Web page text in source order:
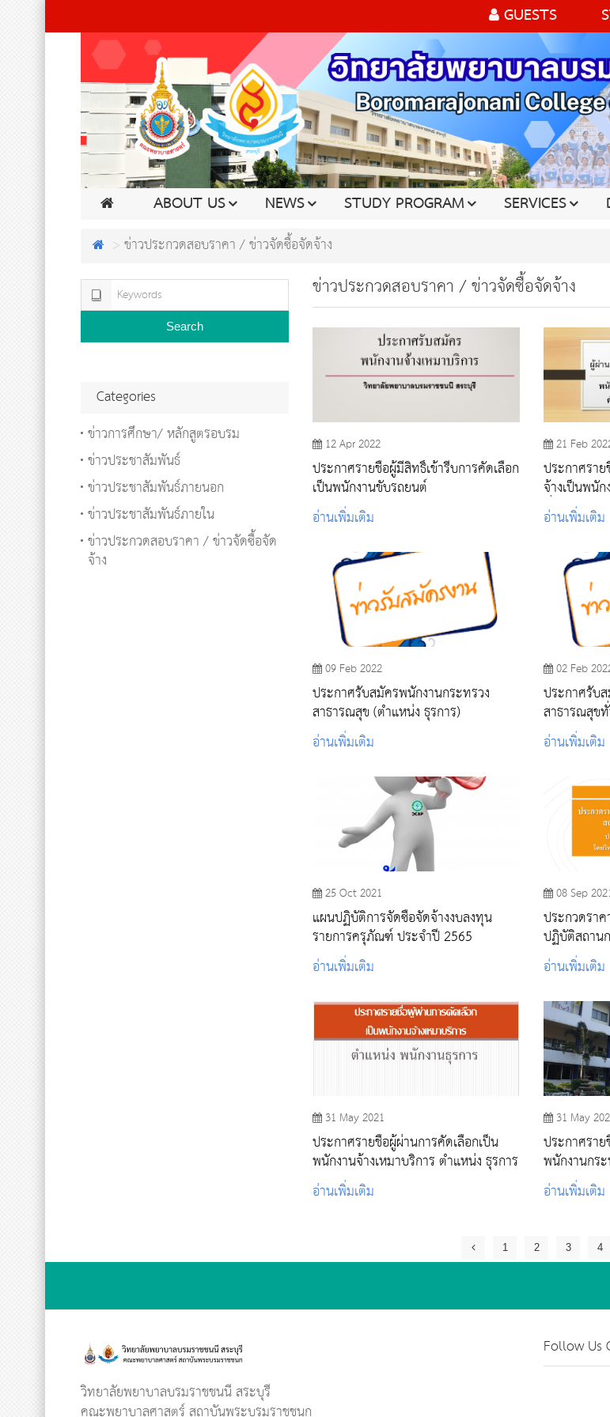
GUESTS
ABOUT US NEWS STUDY PROGRAM SERVICES
ข่าวประกวดสอบราคา / ข่าวจัดซื้อจัดจ้าง
ข่าวประกวดสอบราคา / ข่าวจัดซื้อจัดจ้าง
12 Apr 2022
ประกาศรายชื่อผู้มีสิทธิ์เข้ารีบการคัดเลือก
เป็นพนักงานขับรถยนต์
อ่านเพิ่มเติม
21 Feb
ประกาศรา
จ้างเป็นพนั
ทั่วไป ตำแห
อ่านเพิ่มเติม
09 Feb 2022
ประกาศรับสมัครพนักงานกระทรวง
สาธารณสุข (ตำแหน่ง ธุรการ)
อ่านเพิ่มเติม
02 Feb
ประกาศรับ
สาธารณสุข
วิชาชีพ)
อ่านเพิ่มเติม
25 Oct 2021
แผนปฏิบัติการจัดซื้อจัดจ้างงบลงทุน
รายการครุภัณฑ์ ประจำปี 2565
อ่านเพิ่มเติม
08 Sep
ประกวดรา
ปฏิบัติสถาน
อ่านเพิ่มเติม
31 May 2021
ประกาศรายชื่อผู้ผ่านการคัดเลือกเป็น
พนักงานจ้างเหมาบริการ ตำแหน่ง ธุรการ
อ่านเพิ่มเติม
31 May
ประกาศรา
พนักงานกร
พยาบาลวิชาชีพ
อ่านเพิ่มเติม
1 2 3 4
Search
Categories
ข่าวการศึกษา/ หลักสูตรอบรม
ข่าวประชาสัมพันธ์
ข่าวประชาสัมพันธ์ภายนอก
ข่าวประชาสัมพันธ์ภายใน
ข่าวประกวดสอบราคา / ข่าวจัดซื้อจัด
จ้าง
วิทยาลัยพยาบาลบรมราชชนนี สระบุรี
Follow Us